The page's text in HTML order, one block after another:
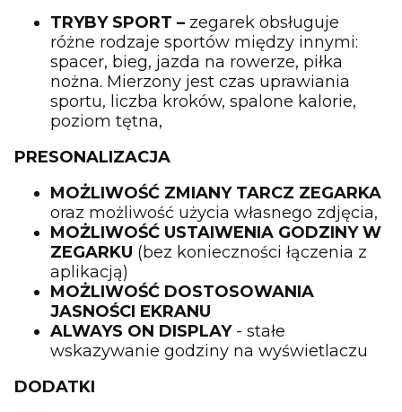
TRYBY SPORT – zegarek obsługuje
różne rodzaje sportów między innymi:
spacer, bieg, jazda na rowerze, piłka
nożna. Mierzony jest czas uprawiania
sportu, liczba kroków, spalone kalorie,
poziom tętna,
PRESONALIZACJA
MOŻLIWOŚĆ ZMIANY TARCZ ZEGARKA
oraz możliwość użycia własnego zdjęcia,
MOŻLIWOŚĆ USTAIWENIA GODZINY W
ZEGARKU (bez konieczności łączenia z
aplikacją)
MOŻLIWOŚĆ DOSTOSOWANIA
JASNOŚCI EKRANU
ALWAYS ON DISPLAY - stałe
wskazywanie godziny na wyświetlaczu
DODATKI